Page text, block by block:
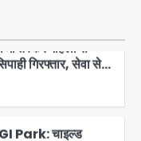
Park: चाइल्ड
लोहे की ग्रिल में
की हालत गंभीर,